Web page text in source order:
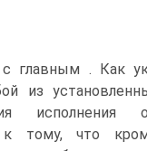
с главным . Как
из
исполнения
к тому, что